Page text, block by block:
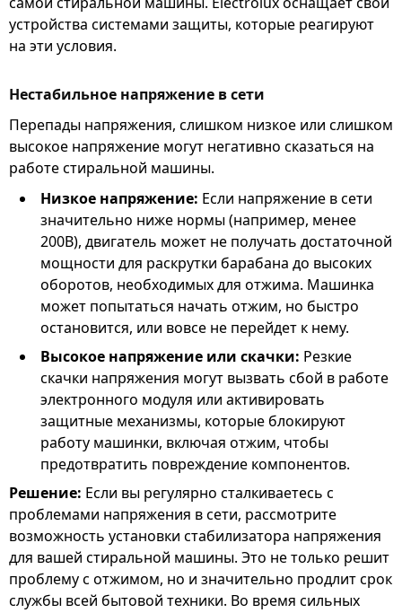
устройства системами защиты, которые реагируют
на эти условия.
Нестабильное напряжение в сети
Перепады напряжения, слишком низкое или слишком
высокое напряжение могут негативно сказаться на
работе стиральной машины.
Низкое напряжение: Если напряжение в сети
значительно ниже нормы (например, менее
200В), двигатель может не получать достаточной
мощности для раскрутки барабана до высоких
оборотов, необходимых для отжима. Машинка
может попытаться начать отжим, но быстро
остановится, или вовсе не перейдет к нему.
Высокое напряжение или скачки: Резкие
скачки напряжения могут вызвать сбой в работе
электронного модуля или активировать
защитные механизмы, которые блокируют
работу машинки, включая отжим, чтобы
предотвратить повреждение компонентов.
Решение: Если вы регулярно сталкиваетесь с
проблемами напряжения в сети, рассмотрите
возможность установки стабилизатора напряжения
для вашей стиральной машины. Это не только решит
проблему с отжимом, но и значительно продлит срок
службы всей бытовой техники. Во время сильных